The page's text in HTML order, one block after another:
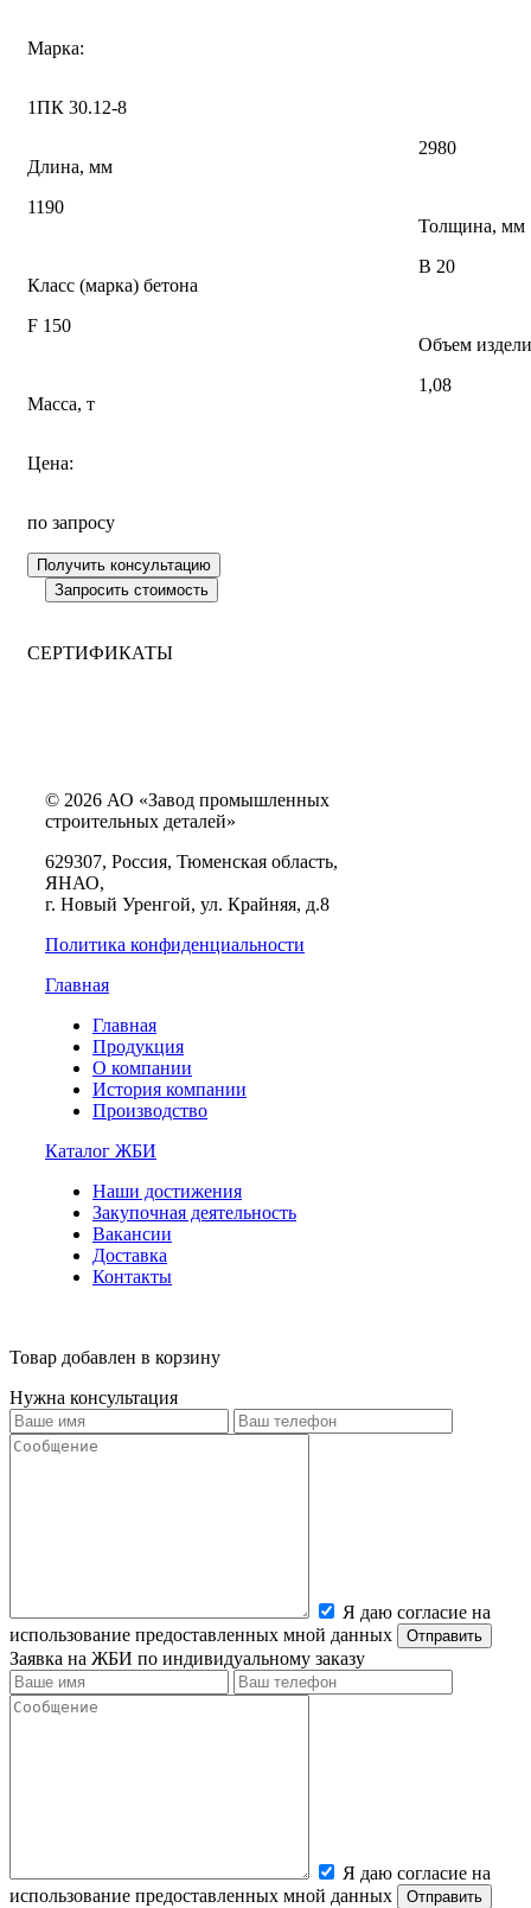
Марка:
1ПК 30.12-8
Длина, мм
2980
1190
Толщина, мм
Класс (марка) бетона
В 20
F 150
Объем
Масса, т
1,08
Цена:
по запросу
СЕРТИФИКАТЫ
© 2026 АО «Завод промышленных
строительных деталей»
629307, Россия, Тюменская область,
ЯНАО,
г. Новый Уренгой, ул. Крайняя, д.8
Политика конфиденциальности
Главная
Главная
Продукция
О компании
История компании
Производство
Каталог ЖБИ
Наши достижения
Закупочная деятельность
Вакансии
Доставка
Контакты
Товар добавлен в корзину
Нужна консультация
Я даю согласие на
использование предоставленных мной данных
Заявка на ЖБИ по индивидуальному заказу
Я даю согласие на
использование предоставленных мной данных